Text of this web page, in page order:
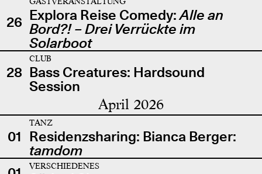
26 Explora Reise Comedy:Alle an
Bord?! – Drei Verrückte im
Solarboot
28
CLUB
Bass Creatures: Hardsound
Session
April 2026
01
TANZ
Residenzsharing: Bianca Berger:
tamdom
VERSCHIEDENES